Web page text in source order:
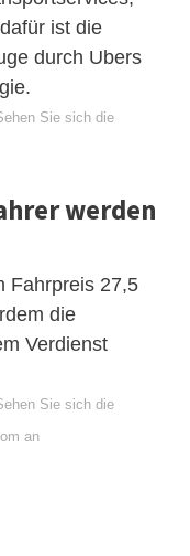
ist die
durch Ubers
Sie sich die
werden
Fahrpreis 27,5
die
Verdienst
Sie sich die
an